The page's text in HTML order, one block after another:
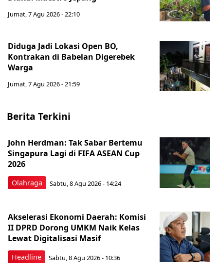
Jumat, 7 Agu 2026 - 22:10
Diduga Jadi Lokasi Open BO,
Kontrakan di Babelan Digerebek
Warga
Jumat, 7 Agu 2026 - 21:59
Berita Terkini
Olahraga
John Herdman: Tak Sabar Bertemu
Singapura Lagi di FIFA ASEAN Cup
2026
Sabtu, 8 Agu 2026 - 14:24
Headline
Akselerasi Ekonomi Daerah: Komisi
II DPRD Dorong UMKM Naik Kelas
Lewat Digitalisasi Masif
Sabtu, 8 Agu 2026 - 10:36